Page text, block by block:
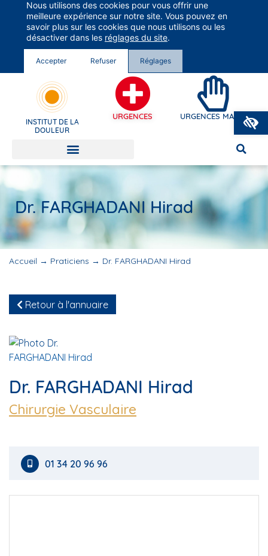
Groupe Vivalto Santé
Entre nous, la vie
INSTITUT DE LA
DOULEUR
URGENCES URGENCES MAINS
Dr. FARGHADANI Hirad
Accueil → Praticiens → Dr. FARGHADANI Hirad
Retour à l'annuaire
Dr. FARGHADANI Hirad
Chirurgie Vasculaire
01 34 20 96 96
Nous utilisons des cookies pour vous offrir une
meilleure expérience sur notre site. Vous pouvez en
savoir plus sur les cookies que nous utilisons ou les
désactiver dans les réglages du site.
Accepter Refuser Réglages